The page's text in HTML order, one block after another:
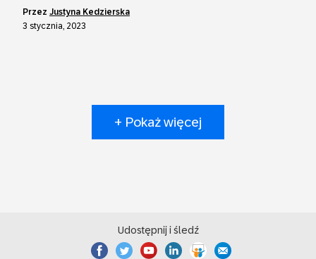
przez Justyna Kedzierska
3 stycznia, 2023
+ Pokaż więcej
Udostępnij i śledź